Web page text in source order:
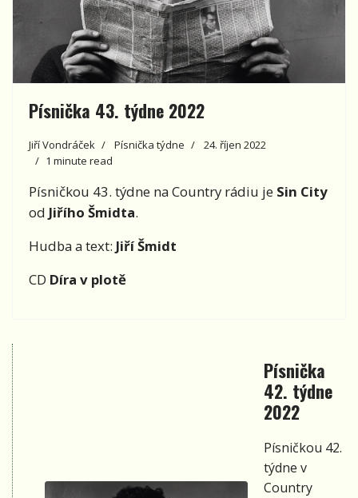
Písnička 43. týdne 2022
Jiří Vondráček Písnička týdne
24. říjen 2022
1 minute read
Písničkou 43. týdne na Country rádiu je Sin City
od Jiřího Šmidta.
Hudba a text: Jiří Šmidt
CD Díra v plotě
Písnička
42. týdne
2022
Písničkou 42.
týdne v
Country